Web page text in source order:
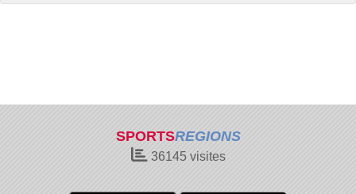
SPORTSREGIONS
36145visites